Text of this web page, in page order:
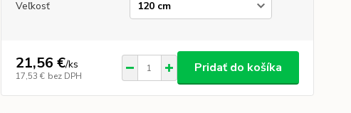
Veľkosť
21,56 €/ks
17,53 € bez DPH
Pridať do košíka